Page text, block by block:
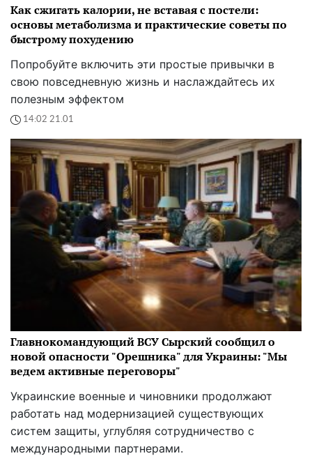
Как сжигать калории, не вставая с постели:
основы метаболизма и практические советы по
быстрому похудению
Попробуйте включить эти простые привычки в
свою повседневную жизнь и наслаждайтесь их
полезным эффектом
14:02 21.01
Главнокомандующий ВСУ Сырский сообщил о
новой опасности "Орешника" для Украины: "Мы
ведем активные переговоры"
Украинские военные и чиновники продолжают
работать над модернизацией существующих
систем защиты, углубляя сотрудничество с
международными партнерами.